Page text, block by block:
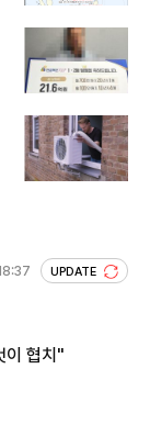
UPDATE
이 협치"